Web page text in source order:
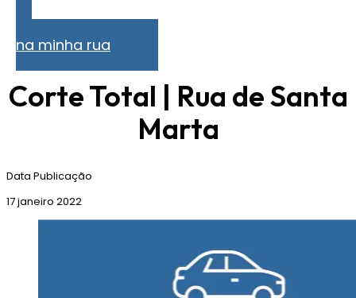
na minha rua
Corte Total | Rua de Santa
Marta
Data Publicação
17 janeiro 2022